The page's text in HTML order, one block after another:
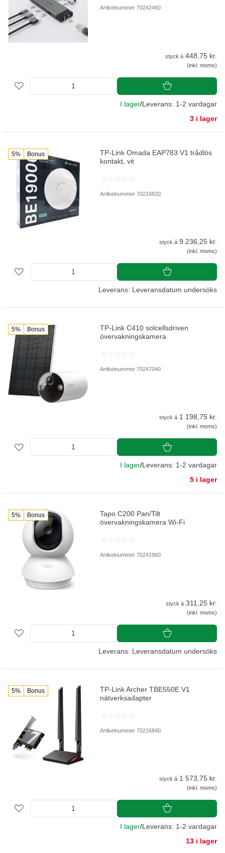
Artikelnummer 70242460
styck á 448,75 kr.
(inkl. moms)
I lager/Leverans: 1-2 vardagar
3 i lager
5% Bonus
TP-Link Omada EAP783 V1 trådlös
kontakt, vit
Artikelnummer 70216820
styck á 9 236,25 kr.
(inkl. moms)
Leverans: Leveransdatum undersöks
5% Bonus
TP-Link C410 solcellsdriven
övervakningskamera
Artikelnummer 70247040
styck á 1 198,75 kr.
(inkl. moms)
I lager/Leverans: 1-2 vardagar
5 i lager
5% Bonus
Tapo C200 Pan/Tilt
övervakningskamera Wi-Fi
Artikelnummer 70241960
styck á 311,25 kr.
(inkl. moms)
Leverans: Leveransdatum undersöks
5% Bonus
TP-Link Archer TBE550E V1
nätverksadapter
Artikelnummer 70216840
styck á 1 573,75 kr.
(inkl. moms)
I lager/Leverans: 1-2 vardagar
13 i lager